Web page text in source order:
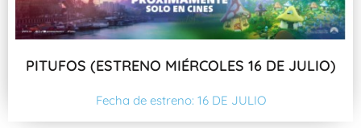
PITUFOS (ESTRENO MIÉRCOLES 16 DE JULIO)
Fecha de estreno: 16 DE JULIO